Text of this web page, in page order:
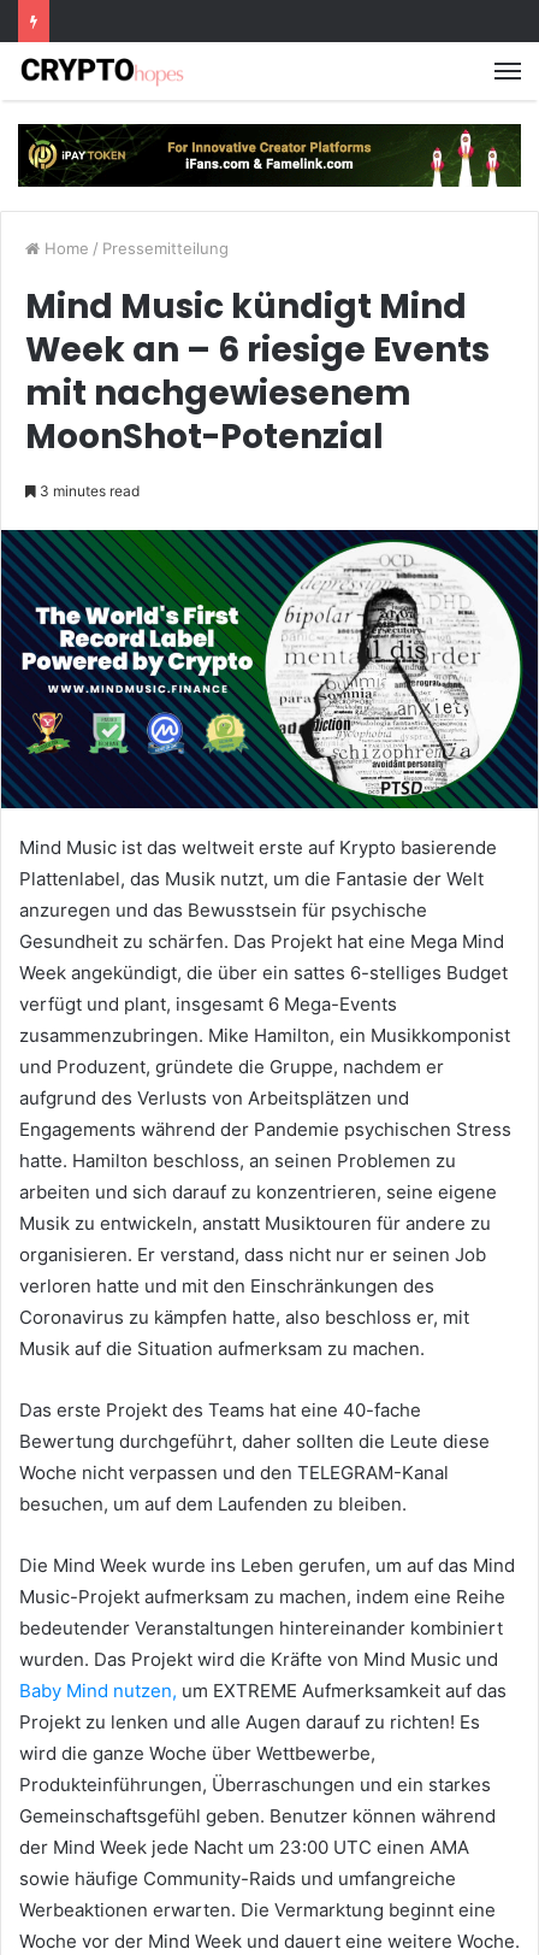
Home / Pressemitteilung
Mind Music kündigt Mind
Week an – 6 riesige Events
mit nachgewiesenem
MoonShot-Potenzial
3 minutes read
Mind Music ist das weltweit erste auf Krypto basierende
Plattenlabel, das Musik nutzt, um die Fantasie der Welt
anzuregen und das Bewusstsein für psychische
Gesundheit zu schärfen. Das Projekt hat eine Mega Mind
Week angekündigt, die über ein sattes 6-stelliges Budget
verfügt und plant, insgesamt 6 Mega-Events
zusammenzubringen. Mike Hamilton, ein Musikkomponist
und Produzent, gründete die Gruppe, nachdem er
aufgrund des Verlusts von Arbeitsplätzen und
Engagements während der Pandemie psychischen Stress
hatte. Hamilton beschloss, an seinen Problemen zu
arbeiten und sich darauf zu konzentrieren, seine eigene
Musik zu entwickeln, anstatt Musiktouren für andere zu
organisieren. Er verstand, dass nicht nur er seinen Job
verloren hatte und mit den Einschränkungen des
Coronavirus zu kämpfen hatte, also beschloss er, mit
Musik auf die Situation aufmerksam zu machen.
Das erste Projekt des Teams hat eine 40-fache
Bewertung durchgeführt, daher sollten die Leute diese
Woche nicht verpassen und den TELEGRAM-Kanal
besuchen, um auf dem Laufenden zu bleiben.
Die Mind Week wurde ins Leben gerufen, um auf das Mind
Music-Projekt aufmerksam zu machen, indem eine Reihe
bedeutender Veranstaltungen hintereinander kombiniert
wurden. Das Projekt wird die Kräfte von Mind Music und
Baby Mind nutzen, um EXTREME Aufmerksamkeit auf das
Projekt zu lenken und alle Augen darauf zu richten! Es
wird die ganze Woche über Wettbewerbe,
Produkteinführungen, Überraschungen und ein starkes
Gemeinschaftsgefühl geben. Benutzer können während
der Mind Week jede Nacht um 23:00 UTC einen AMA
sowie häufige Community-Raids und umfangreiche
Werbeaktionen erwarten. Die Vermarktung beginnt eine
Woche vor der Mind Week und dauert eine weitere Woche.